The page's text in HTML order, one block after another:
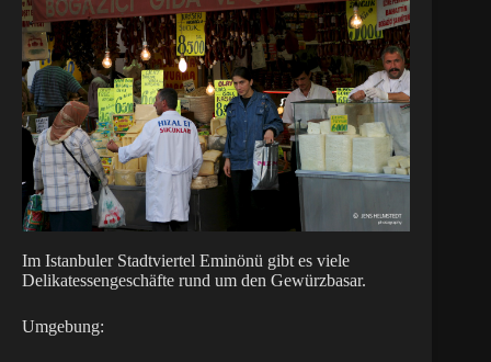
Im Istanbuler Stadtviertel Eminönü gibt es viele
Delikatessengeschäfte rund um den Gewürzbasar.
Umgebung: